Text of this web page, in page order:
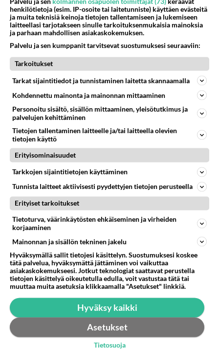
Valitse oma tähtimerkkisi ja lue päivän horoskooppi!
KASARI
Flashdance oli tuhkomotarina
naistyyppi oli itsenäinen ja
seksikäs
PARAS LEFFA IKINÄ
henkilötietoja (esim. IP-osoite tai laitetunniste) käyttäen evästeitä
ja muita teknisiä keinoja tietojen tallentamiseen ja lukemiseen
laitteellasi tarjotakseen sinulle tarkoituksenmukaisia mainoksia
ja parhaan mahdollisen asiakaskokemuksen.
Palvelu ja sen kumppanit tarvitsevat suostumuksesi seuraaviin:
Tarkoitukset
Tarkat sijaintitiedot ja tunnistaminen laitetta skannaamalla
Kohdennettu mainonta ja mainonnan mittaaminen
Personoitu sisältö, sisällön mittaaminen, yleisötutkimus ja
palvelujen kehittäminen
Tietojen tallentaminen laitteelle ja/tai laitteella olevien
tietojen käyttö
Erityisominaisuudet
Tarkkojen sijaintitietojen käyttäminen
Tunnista laitteet aktiivisesti pyydettyjen tietojen perusteella
Erityiset tarkoitukset
Tietoturva, väärinkäytösten ehkäiseminen ja virheiden
korjaaminen
Mainonnan ja sisällön tekninen jakelu
Hyväksymällä sallit tietojesi käsittelyn. Suostumuksesi koskee
tätä palvelua, hyväksymättä jättäminen voi vaikuttaa
asiakaskokemukseesi. Jotkut teknologiat saattavat perustella
tietojen käsittelyä oikeutetulla edulla, voit vastustaa tätä tai
muuttaa muita asetuksia klikkaamalla "Asetukset" linkkiä.
Hyväksy kaikki
Asetukset
Tietosuoja